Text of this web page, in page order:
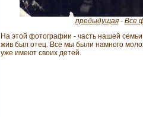
предыдущая- Все
На этой фотографии - часть нашей
жив был отец. Все мы были намного
уже имеют своих детей.